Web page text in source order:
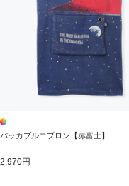
パッカブルエプロン【赤富士】
2,970円